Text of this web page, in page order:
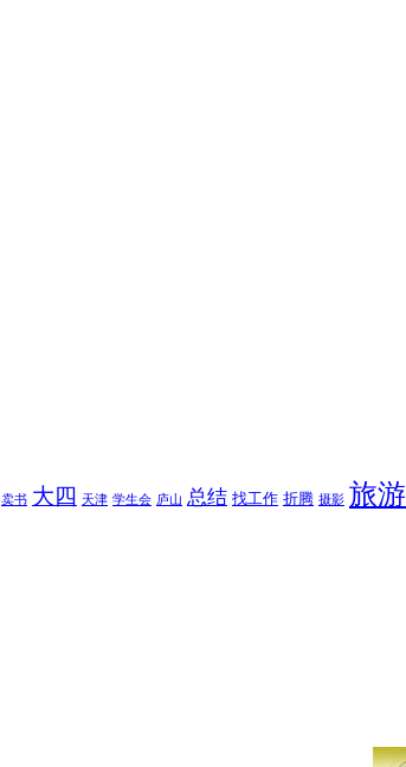
卖书 大四 天津 学生会 庐山 总结 找工作 折腾 摄影 旅游